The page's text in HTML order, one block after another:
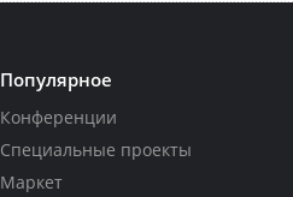
Популярное
Конференции
Специальные проекты
Маркет